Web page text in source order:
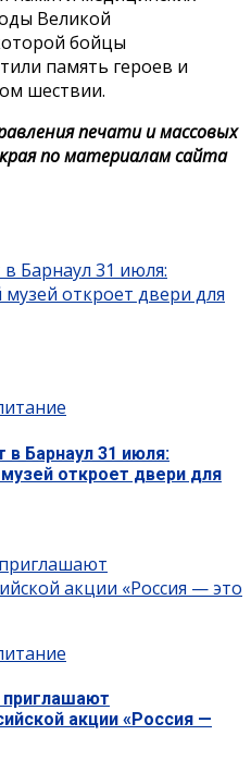
Великой
бойцы
память героев и
шествии.
печати и массовых
по материалам сайта
Барнаул 31 июля:
откроет двери для
Барнаул 31 июля:
откроет двери для
акции «Россия — это
акции «Россия —